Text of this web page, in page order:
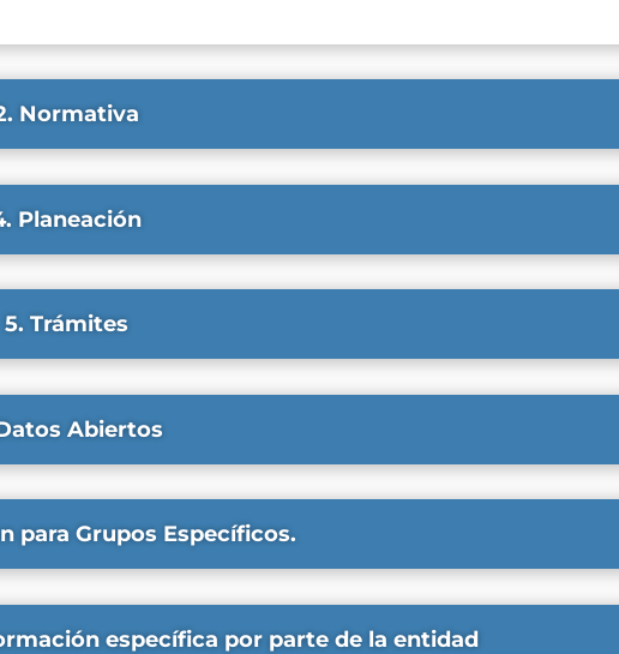
Normativa
Planeación
5. Trámites
Abiertos
para Grupos Específicos.
específica por parte de la entidad